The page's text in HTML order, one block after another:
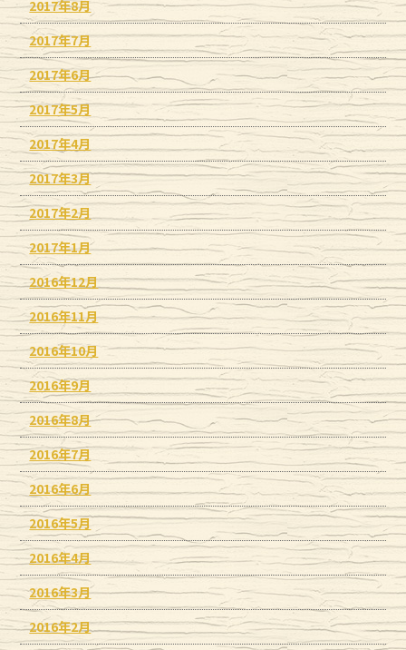
2017年8月
2017年7月
2017年6月
2017年5月
2017年4月
2017年3月
2017年2月
2017年1月
2016年12月
2016年11月
2016年10月
2016年9月
2016年8月
2016年7月
2016年6月
2016年5月
2016年4月
2016年3月
2016年2月